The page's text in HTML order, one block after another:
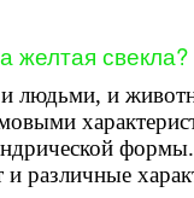
желтая свекла?
людьми, и
и различные